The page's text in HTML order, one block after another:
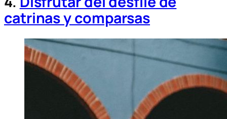
catrinas y comparsas